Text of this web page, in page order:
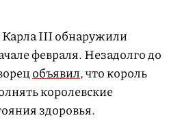
Карла III обнаружили
февраля. Незадолго до
объявил, что король
королевские
здоровья.